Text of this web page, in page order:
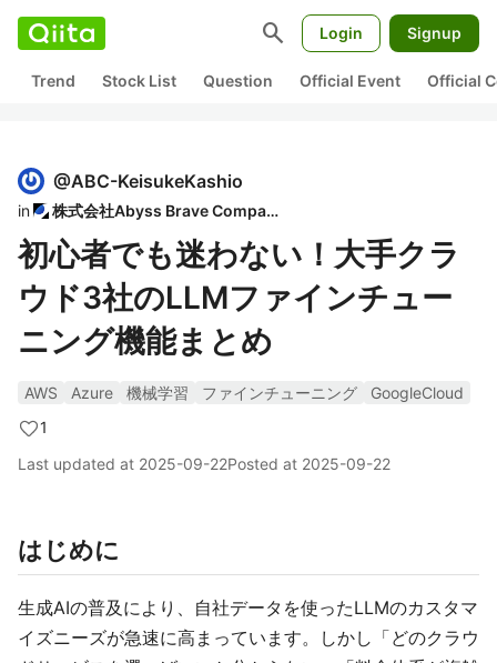
search Login Signup
Trend Stock List Question Official Event Official
@ABC-KeisukeKashio
in 株式会社Abyss Brave Company
初心者でも迷わない！大手クラ
ウド3社のLLMファインチュー
ニング機能まとめ
AWS Azure 機械学習 ファインチューニング
GoogleCloud
1
Last updated at 2025-09-22Posted at 2025-09-22
はじめに
生成AIの普及により、自社データを使ったLLMのカスタマ
イズニーズが急速に高まっています。しかし「どのクラウ